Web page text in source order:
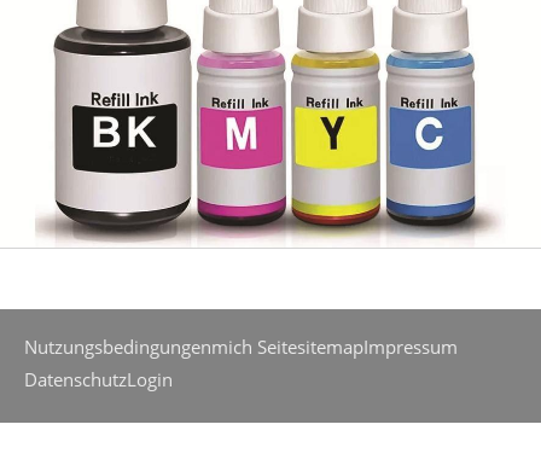
Nutzungsbedingungenmich SeitesitemapImpressum
DatenschutzLogin